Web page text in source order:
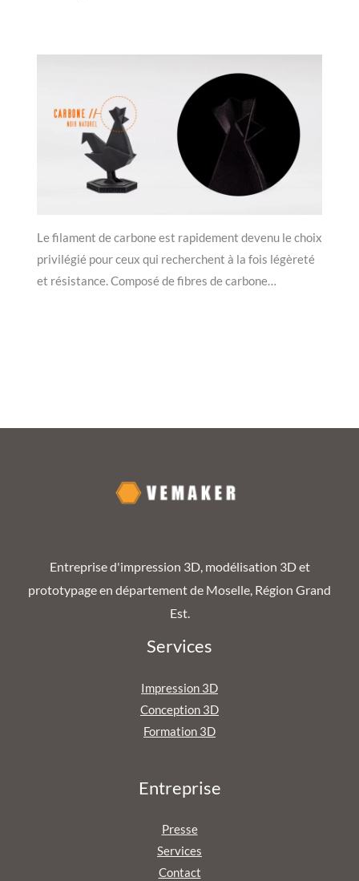
Le filament de carbone est rapidement devenu le choix
privilégié pour ceux qui recherchent à la fois légèreté
et résistance. Composé de fibres de carbone…
Entreprise d'impression 3D, modélisation 3D et
prototypage en département de Moselle, Région Grand
Est.
Services
Impression 3D
Conception 3D
Formation 3D
Entreprise
Presse
Services
Contact